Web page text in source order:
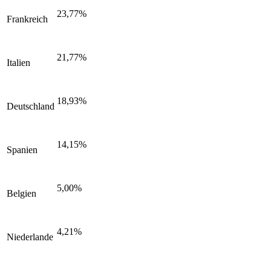
Frankreich
23,77%
Italien
21,77%
Deutschland
18,93%
Spanien
14,15%
Belgien
5,00%
Niederlande
4,21%